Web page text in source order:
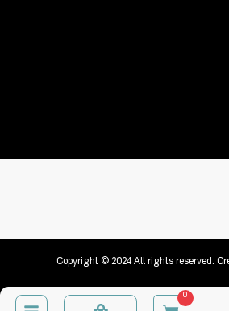
0
Copyright © 2024 All rights reserved.